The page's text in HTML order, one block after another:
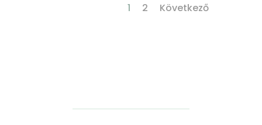
1 2 Következő